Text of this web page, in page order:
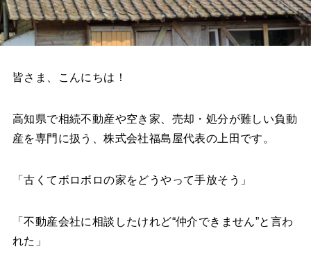
皆さま、こんにちは！
高知県で相続不動産や空き家、売却・処分が難しい負動
産を専門に扱う、株式会社福島屋代表の上田です。
「古くてボロボロの家をどうやって手放そう」
「不動産会社に相談したけれど“仲介できません”と言わ
れた」